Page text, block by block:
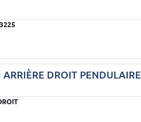
ARRIÈRE DROIT PENDULAIRE